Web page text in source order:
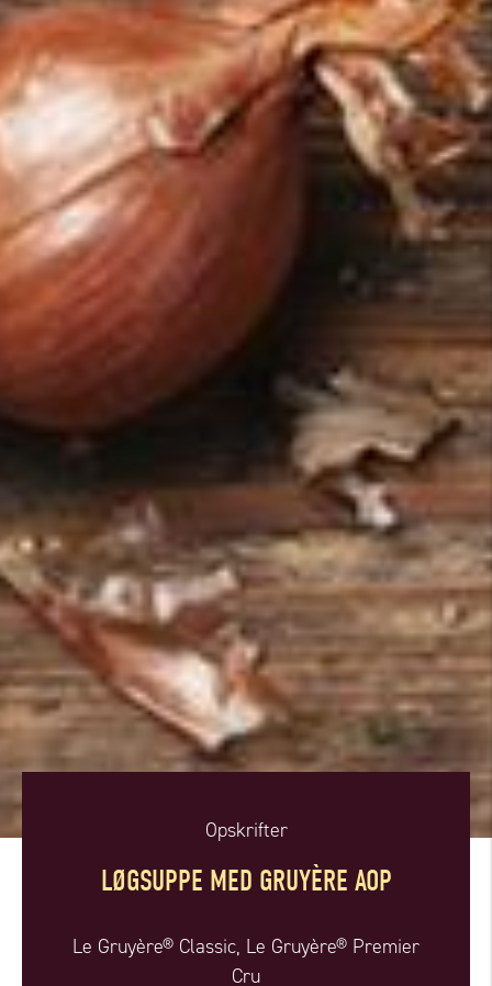
Opskrifter
LØGSUPPE MED GRUYÈRE AOP
Le Gruyère® Classic, Le Gruyère® Premier
Cru